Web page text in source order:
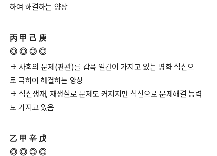
하여 해결하는 양상
丙 甲 己 庚
◎ ◎ ◎ ◎
→ 사회의 문제(편관)를 갑목 일간이 가지고 있는 병화 식신으
로 극하여 해결하는 양상
→ 식신생재, 재생살로 문제도 커지지만 식신으로 문제해결 능력
도 가지고 있음
乙 甲 辛 戊
◎ ◎ ◎ ◎